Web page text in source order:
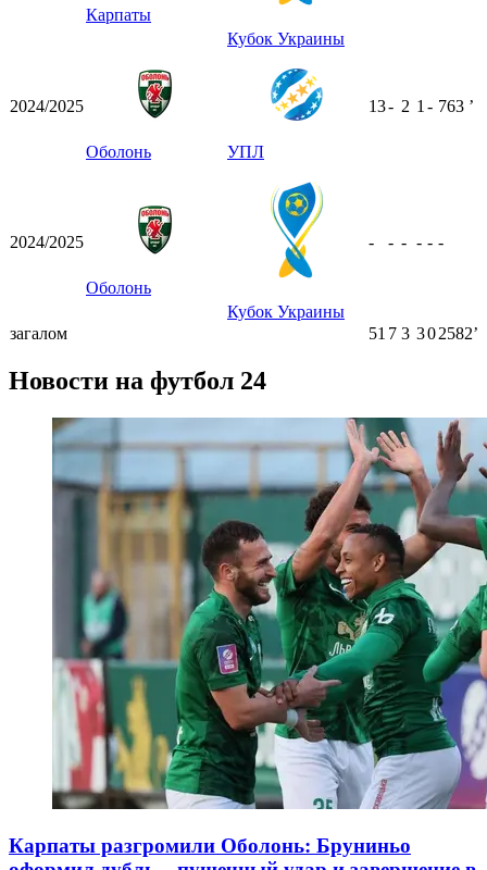
Карпаты
Кубок Украины
2024/2025
Оболонь УПЛ
13- 2 1 - 763 ʼ
2024/2025
Оболонь
Кубок Украины
- - - - - -
загалом 51 7 3 302582ʼ
Новости на футбол 24
Карпаты разгромили Оболонь: Бруниньо